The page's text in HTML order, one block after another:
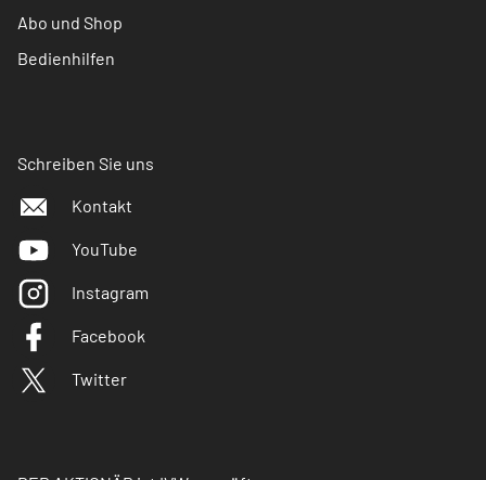
Abo und Shop
Bedienhilfen
Schreiben Sie uns
Kontakt
YouTube
Instagram
Facebook
Twitter